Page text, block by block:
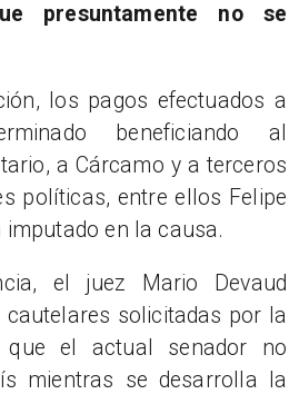
presuntamente no se
los pagos efectuados a
beneficiando al
a Cárcamo y a terceros
políticas, entre ellos Felipe
imputado en la causa.
el juez Mario Devaud
cautelares solicitadas por la
que el actual senador no
mientras se desarrolla la